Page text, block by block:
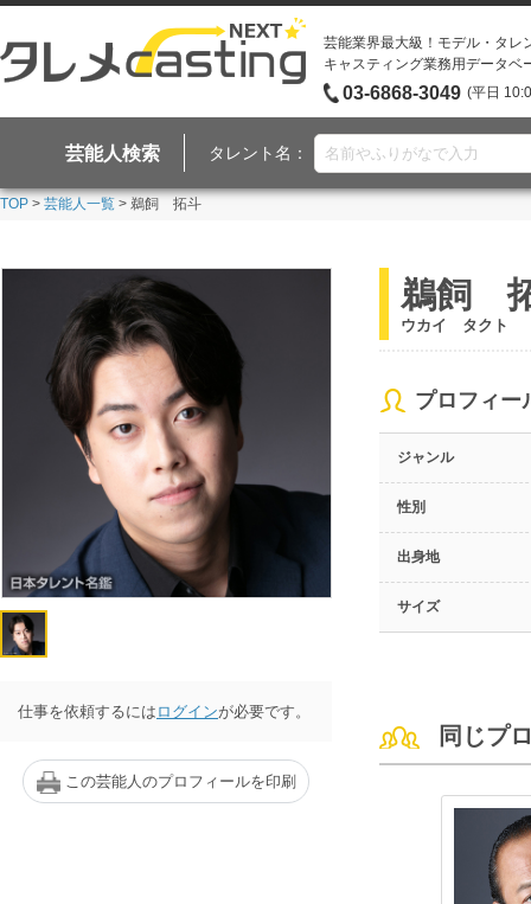
芸能業界最大級！モデル・タレ
キャスティング業務用データベ
03-6868-3049 (平日
芸能人検索 タレント名：
TOP > 芸能人一覧 > 鵜飼 拓斗
仕事を依頼するには ログインが必要です。
この芸能人のプロフィールを印刷
鵜飼
ウカイ タクト
プロフィー
ジャンル
性別
出身地
サイズ
同じプ